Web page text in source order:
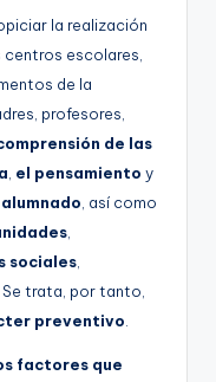
la realización
escolares,
de la
profesores,
de las
el pensamiento y
, así como
sociales
. Se trata, por tanto,
preventivo
factores que